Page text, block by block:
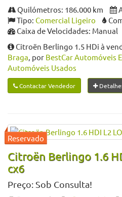
Quilómetros: 186.000 km
Tipo: Comercial Ligeiro
Caixa de Velocidades: Manual
Citroën Berlingo 1.5 HDi à
Braga, por BestCar Automóveis
Automóveis Usados
Contactar Vendedor
Citroën Berlingo 1.6
cx6
Preço: Sob Consulta!